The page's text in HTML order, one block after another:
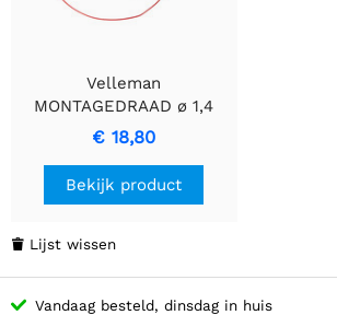
Velleman
MONTAGEDRAAD ø 1,4
mm, 0,2 mm² Rode
Meerdraadse Kabel
€ 18,80
Bekijk product
 Lijst wissen
Vandaag besteld, dinsdag in huis